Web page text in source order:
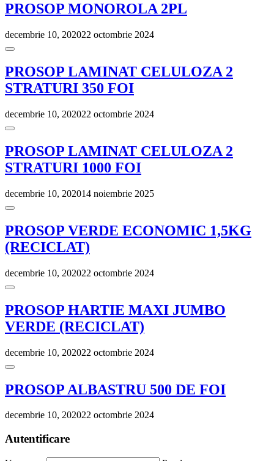
PROSOP MONOROLA 2PL
decembrie 10, 202022 octombrie 2024
PROSOP LAMINAT CELULOZA 2
STRATURI 350 FOI
decembrie 10, 202022 octombrie 2024
PROSOP LAMINAT CELULOZA 2
STRATURI 1000 FOI
decembrie 10, 202014 noiembrie 2025
PROSOP VERDE ECONOMIC 1,5KG
(RECICLAT)
decembrie 10, 202022 octombrie 2024
PROSOP HARTIE MAXI JUMBO
VERDE (RECICLAT)
decembrie 10, 202022 octombrie 2024
PROSOP ALBASTRU 500 DE FOI
decembrie 10, 202022 octombrie 2024
Autentificare